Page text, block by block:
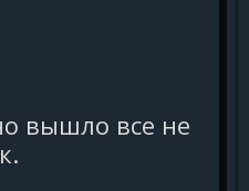
вышло все не